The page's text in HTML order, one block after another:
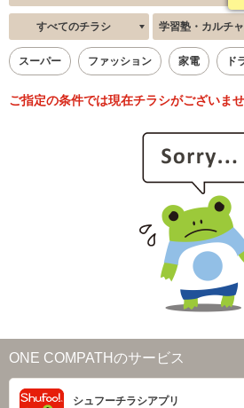
すべてのチラシ 学習塾・カルチャー・教
スーパー ファッション 家電 ド
ご指定の条件では現在チラシがございませ
ONE COMPATHのサービス
シュフーチラシアプリ